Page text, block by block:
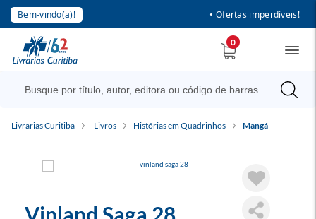
Bem-vindo(a)! • Ofertas imperdíveis!
0
Livrarias Curitiba Livros Histórias em Quadrinhos Mangá